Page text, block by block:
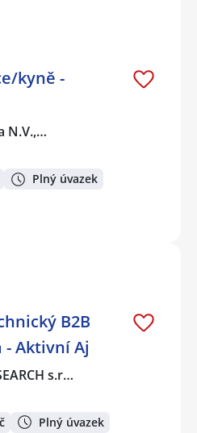
kyně -
N.V.,…
Plný úvazek
B2B
- Aktivní Aj
s.r…
Plný úvazek